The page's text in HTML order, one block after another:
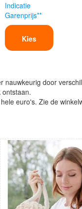
Indicatie
Garenprijs**
Kies
door
euro's. Zie de